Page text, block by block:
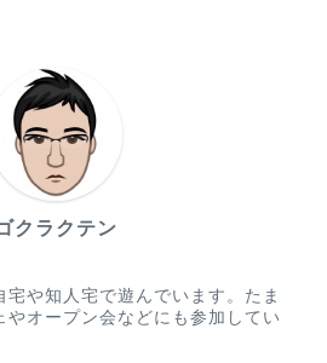
クラクテン
や知人宅で遊んでいます。たま
やオープン会などにも参加してい